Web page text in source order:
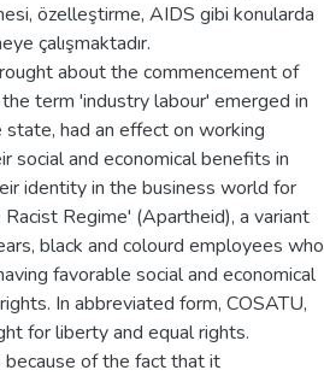
özelleştirme, AIDS gibi konularda
çalışmaktadır.
about the commencement of
term 'industry labour' emerged in
had an effect on working
social and economical benefits in
identity in the business world for
Regime' (Apartheid), a variant
black and colourd employees who
favorable social and economical
In abbreviated form, COSATU,
for liberty and equal rights.
of the fact that it